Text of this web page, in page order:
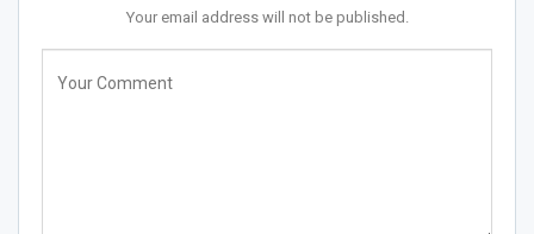
Your email address will not be published.